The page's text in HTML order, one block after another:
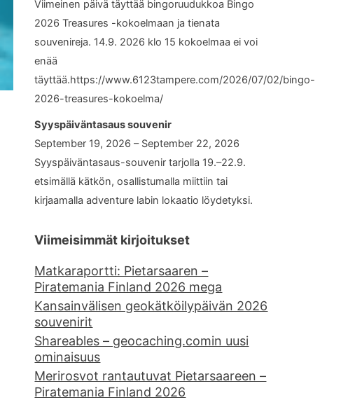
Viimeinen päivä täyttää bingoruudukkoa Bingo
2026 Treasures -kokoelmaan ja tienata
souvenireja. 14.9. 2026 klo 15 kokoelmaa ei voi
enää
täyttää.https://www.6123tampere.com/2026/07/02/bingo-
2026-treasures-kokoelma/
Syyspäiväntasaus souvenir
September 19, 2026 – September 22, 2026
Syyspäiväntasaus-souvenir tarjolla 19.–22.9.
etsimällä kätkön, osallistumalla miittiin tai
kirjaamalla adventure labin lokaatio löydetyksi.
Viimeisimmät kirjoitukset
Matkaraportti: Pietarsaaren –
Piratemania Finland 2026 mega
Kansainvälisen geokätköilypäivän 2026
souvenirit
Shareables – geocaching.comin uusi
ominaisuus
Merirosvot rantautuvat Pietarsaareen –
Piratemania Finland 2026